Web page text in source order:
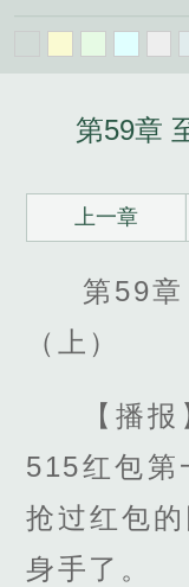
第59章
上一章
第59
（上）
【播
515红包第
抢过红包
身手了。